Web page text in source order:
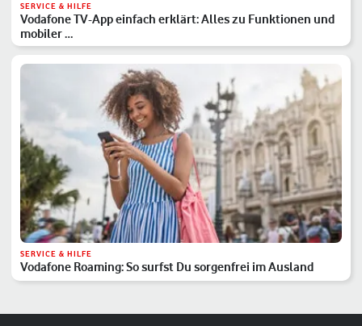
SERVICE & HILFE
Vodafone TV-App einfach erklärt: Alles zu Funktionen und
mobiler …
SERVICE & HILFE
Vodafone Roaming: So surfst Du sorgenfrei im Ausland